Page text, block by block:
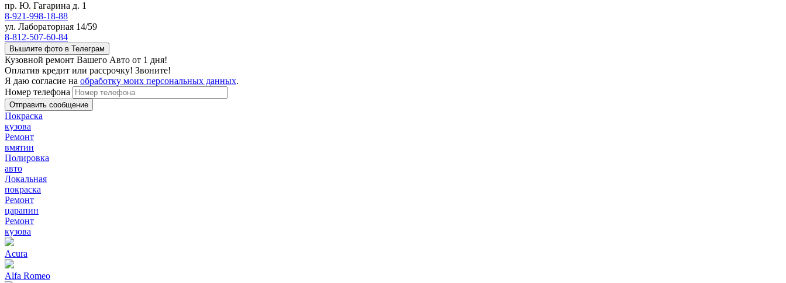
пр. Ю. Гагарина д. 1
8-921-998-18-88
ул. Лабораторная 14/59
8-812-507-60-84
Вышлите фото в Телеграм
Кузовной ремонт Вашего Авто от 1 дня!
Оплатив кредит или рассрочку! Звоните!
Я даю согласие на обработку моих персональных данных.
Номер телефона
Покраска
кузова
Ремонт
вмятин
Полировка
авто
Локальная
покраска
Ремонт
царапин
Ремонт
кузова
Acura
Alfa Romeo